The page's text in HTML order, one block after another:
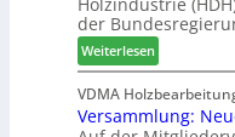
rm
-
S
o
r
t
i
g
p
a
s
s
der
Weiterlesen:
H
D
H
VDMA
Versammlung: